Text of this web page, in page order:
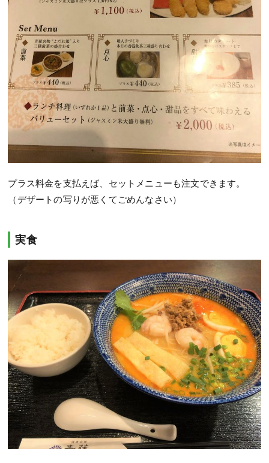
プラス料金を支払えば、セットメニューも注文できます。
（デザートの写りが悪くてごめんなさい）
実食